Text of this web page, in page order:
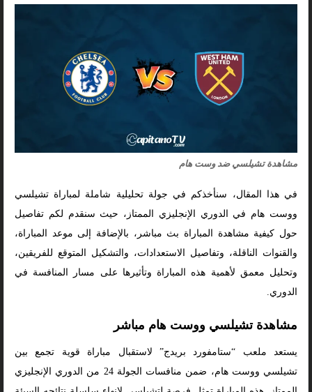
مشاهدة تشيلسي ضد وست هام
في هذا المقال، سنأخذكم في جولة تحليلية شاملة لمباراة تشيلسي
ووست هام في الدوري الإنجليزي الممتاز، حيث سنقدم لكم تفاصيل
حول كيفية مشاهدة المباراة بث مباشر، بالإضافة إلى موعد المباراة،
والقنوات الناقلة، وتفاصيل الاستعدادات، والتشكيل المتوقع للفريقين،
وتحليل معمق لأهمية هذه المباراة وتأثيرها على مسار المنافسة في
الدوري.
مشاهدة تشيلسي ووست هام مباشر
يستعد ملعب “ستامفورد بريدج” لاستقبال مباراة قوية تجمع بين
تشيلسي ووست هام، ضمن منافسات الجولة 24 من الدوري الإنجليزي